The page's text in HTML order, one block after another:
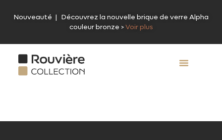
Nouveauté | Découvrez la nouvelle brique de verre Alpha
couleur bronze >Voir plus